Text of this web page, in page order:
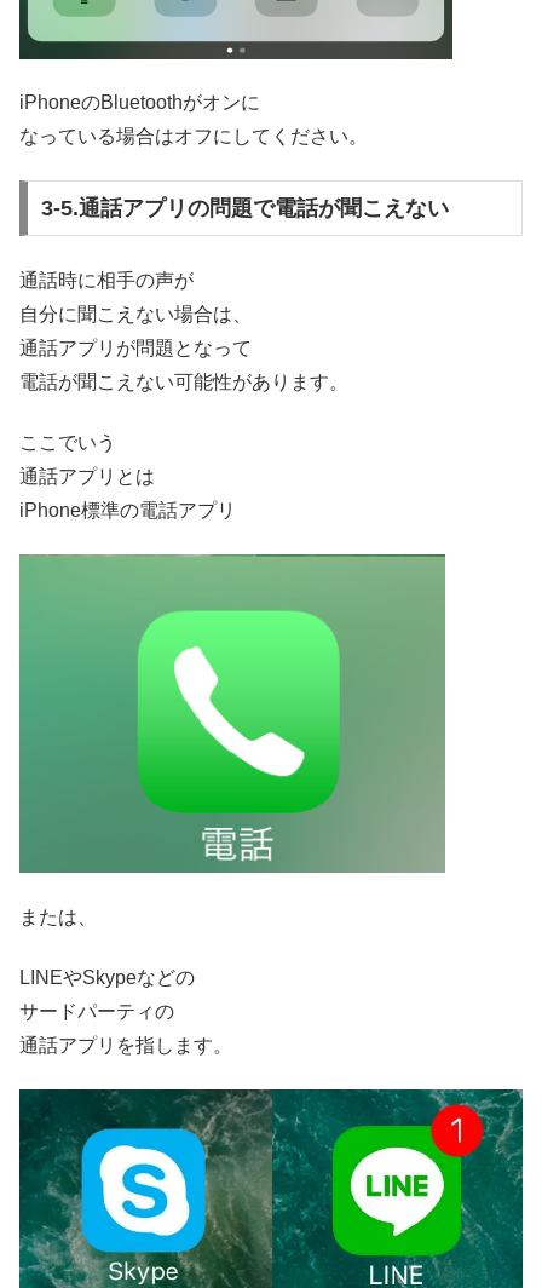
iPhoneのBluetoothがオンに
なっている場合はオフにしてください。
3-5.通話アプリの問題で電話が聞こえない
通話時に相手の声が
自分に聞こえない場合は、
通話アプリが問題となって
電話が聞こえない可能性があります。
ここでいう
通話アプリとは
iPhone標準の電話アプリ
または、
LINEやSkypeなどの
サードパーティの
通話アプリを指します。